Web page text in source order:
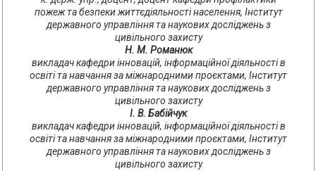
пожеж та безпеки життєдіяльності населення, Інститут
державного управління та наукових досліджень з
цивільного захисту
Н. М. Романюк
викладач кафедри інновацій, інформаційної діяльності в
освіті та навчання за міжнародними проєктами, Інститут
державного управління та наукових досліджень з
цивільного захисту
І. В. Бабійчук
викладач кафедри інновацій, інформаційної діяльності в
освіті та навчання за міжнародними проєктами, Інститут
державного управління та наукових досліджень з
цивільного захисту